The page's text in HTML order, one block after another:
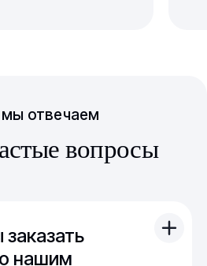
отвечаем
вопросы
нашим